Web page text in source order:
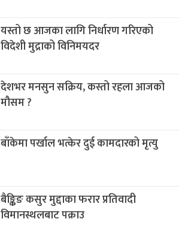
यस्तो छ आजका लागि निर्धारण गरिएको
विदेशी मुद्राको विनिमयदर
देशभर मनसुन सक्रिय, कस्तो रहला आजको
मौसम ?
बाँकेमा पर्खाल भत्केर दुई कामदारको मृत्यु
बैङ्किङ कसुर मुद्दाका फरार प्रतिवादी
विमानस्थलबाट पक्राउ